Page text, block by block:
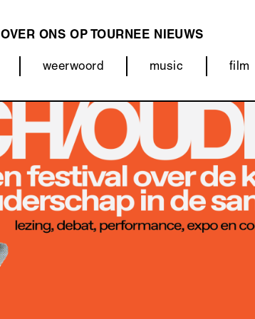
weerwoord music film
OVER ONS OP TOURNEE NIEUWS